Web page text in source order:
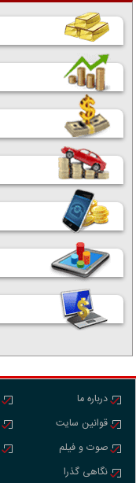
درباره ما
قوانین سایت
صوت و فیلم
نگاهی گذرا